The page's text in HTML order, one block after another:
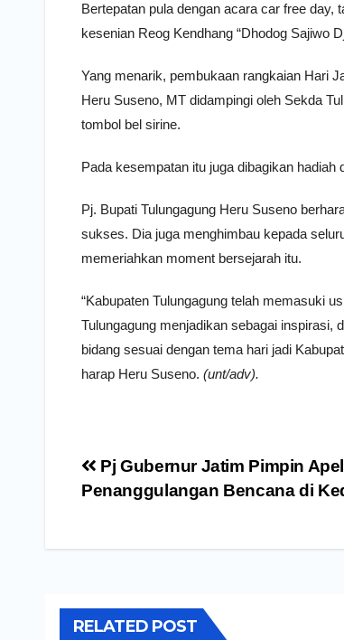
Bertepatan pula dengan acara car free
kesenian Reog Kendhang “Dhodog Sajiwo
Yang menarik, pembukaan rangkaian Hari
Heru Suseno, MT didampingi oleh Sekda
tombol bel sirine.
Pada kesempatan itu juga dibagikan
Pj. Bupati Tulungagung Heru Suseno
sukses. Dia juga menghimbau kepada
memeriahkan moment bersejarah itu.
“Kabupaten Tulungagung telah memasuki
Tulungagung menjadikan sebagai inspirasi,
bidang sesuai dengan tema hari jadi
harap Heru Suseno. (unt/adv).
Navigasi
pos
Pj Gubernur Jatim Pimpin
Penanggulangan Bencana di
RELATED POST